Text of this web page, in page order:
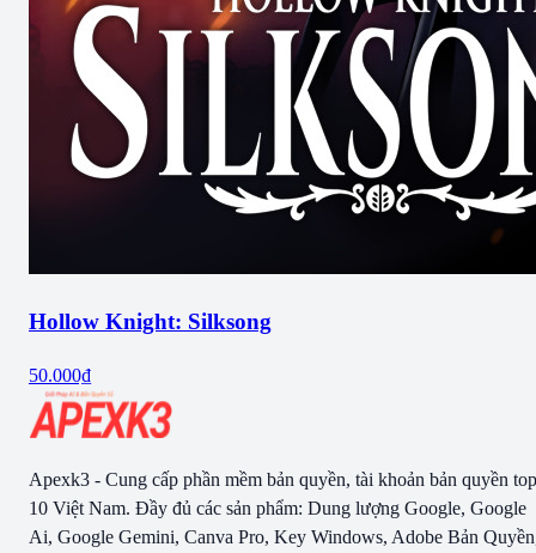
Hollow Knight: Silksong
50.000₫
Apexk3 - Cung cấp phần mềm bản quyền, tài khoản bản quyền top
10 Việt Nam. Đầy đủ các sản phẩm: Dung lượng Google, Google
Ai, Google Gemini, Canva Pro, Key Windows, Adobe Bản